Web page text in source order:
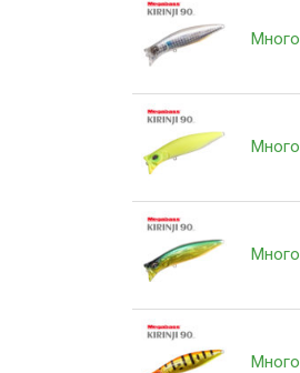
Много
Много
Много
Много